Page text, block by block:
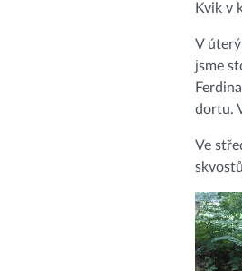
Kvik v
V
jsme
dortu.
Ve